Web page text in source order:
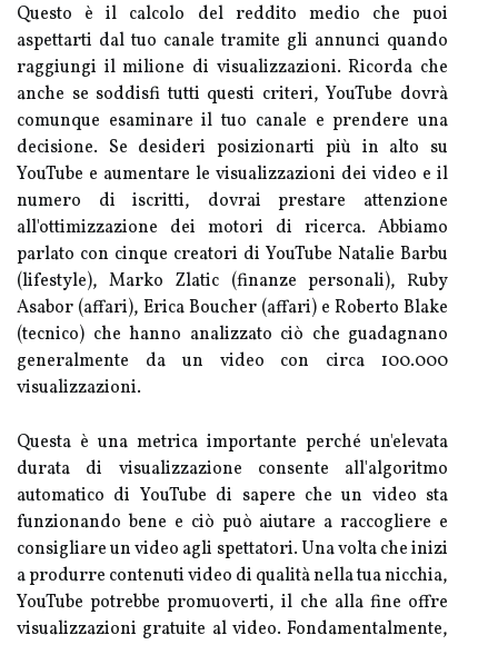
Questo è il calcolo del reddito medio che puoi
aspettarti dal tuo canale tramite gli annunci quando
raggiungi il milione di visualizzazioni. Ricorda che
anche se soddisfi tutti questi criteri, YouTube dovrà
comunque esaminare il tuo canale e prendere una
decisione. Se desideri posizionarti più in alto su
YouTube e aumentare le visualizzazioni dei video e il
numero di iscritti, dovrai prestare attenzione
all'ottimizzazione dei motori di ricerca. Abbiamo
parlato con cinque creatori di YouTube Natalie Barbu
(lifestyle), Marko Zlatic (finanze personali), Ruby
Asabor (affari), Erica Boucher (affari) e Roberto Blake
(tecnico) che hanno analizzato ciò che guadagnano
generalmente da un video con circa 100.000
visualizzazioni.
Questa è una metrica importante perché un'elevata
durata di visualizzazione consente all'algoritmo
automatico di YouTube di sapere che un video sta
funzionando bene e ciò può aiutare a raccogliere e
consigliare un video agli spettatori. Una volta che inizi
a produrre contenuti video di qualità nella tua nicchia,
YouTube potrebbe promuoverti, il che alla fine offre
visualizzazioni gratuite al video. Fondamentalmente,